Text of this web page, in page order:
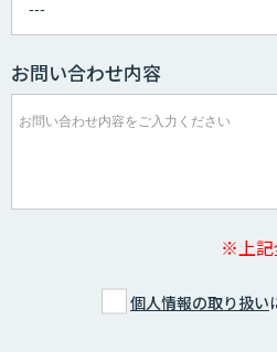
お問い合わせ内容
※上記
個人情報の取り扱い